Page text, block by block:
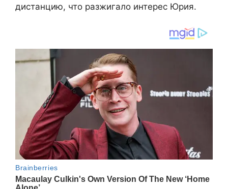
дистанцию, что разжигало интерес Юрия.